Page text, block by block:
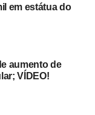
em estátua do
aumento de
VÍDEO!